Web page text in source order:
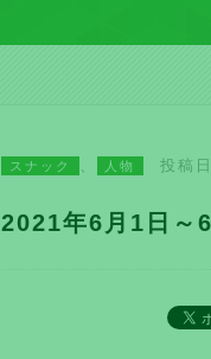
スナック 、 人物 投稿
2021年6月1日～